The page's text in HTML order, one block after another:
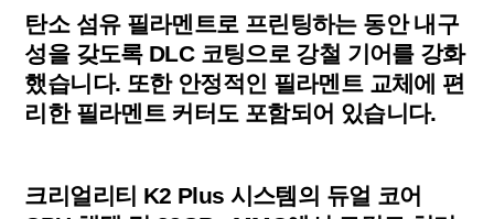
탄소 섬유 필라멘트로 프린팅하는 동안 내구
성을 갖도록 DLC 코팅으로 강철 기어를 강화
했습니다. 또한 안정적인 필라멘트 교체에 편
리한 필라멘트 커터도 포함되어 있습니다.
크리얼리티 K2 Plus 시스템의 듀얼 코어